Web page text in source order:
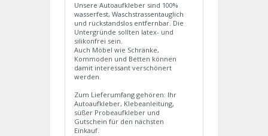
Unsere Autoaufkleber sind 100%
wasserfest, Waschstrassentauglich
und rückstandslos entfernbar. Die
Untergründe sollten latex- und
silikonfrei sein.
Auch Möbel wie Schränke,
Kommoden und Betten können
damit interessant verschönert
werden.
Zum Lieferumfang gehören: Ihr
Autoaufkleber, Klebeanleitung,
süßer Probeaufkleber und
Gutschein für den nächsten
Einkauf.